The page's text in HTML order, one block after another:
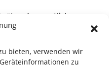
bieten, verwenden wir
zu
über
ehrenamtliche
haben Interesse? Dann